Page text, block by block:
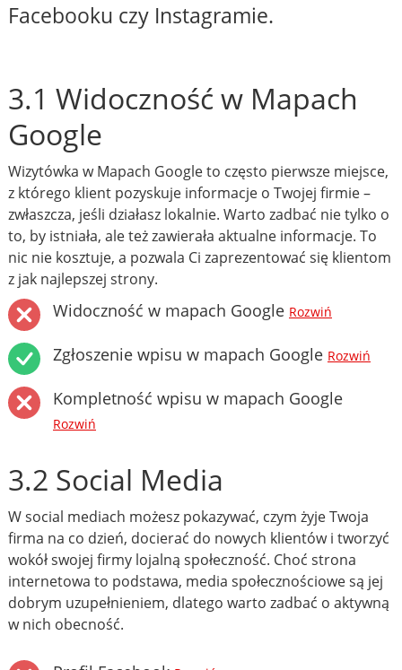
Facebooku czy Instagramie.
3.1 Widoczność w Mapach
Google
Wizytówka w Mapach Google to często pierwsze miejsce,
z którego klient pozyskuje informacje o Twojej firmie –
zwłaszcza, jeśli działasz lokalnie. Warto zadbać nie tylko o
to, by istniała, ale też zawierała aktualne informacje. To
nic nie kosztuje, a pozwala Ci zaprezentować się klientom
z jak najlepszej strony.
Widoczność w mapach Google Rozwiń
Zgłoszenie wpisu w mapach Google Rozwiń
Kompletność wpisu w mapach Google
Rozwiń
3.2 Social Media
W social mediach możesz pokazywać, czym żyje Twoja
firma na co dzień, docierać do nowych klientów i tworzyć
wokół swojej firmy lojalną społeczność. Choć strona
internetowa to podstawa, media społecznościowe są jej
dobrym uzupełnieniem, dlatego warto zadbać o aktywną
w nich obecność.